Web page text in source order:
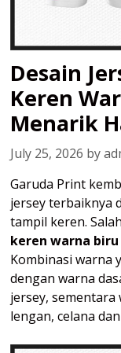
Desain
Keren
Menarik
July 25, 2026 by
Garuda Print
jersey terbaiknya
tampil keren.
keren warna
Kombinasi warna
dengan warna
jersey,
lengan, celana